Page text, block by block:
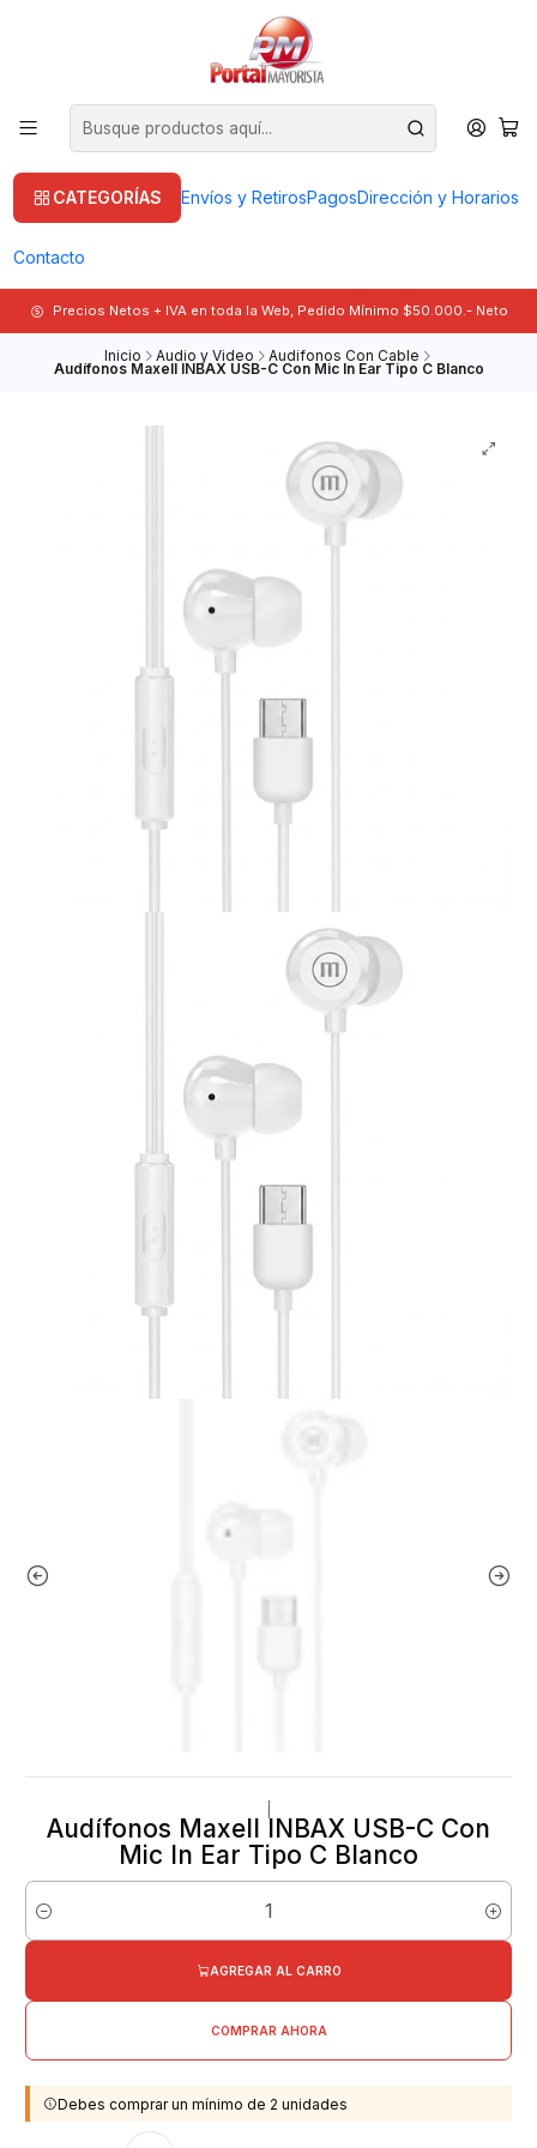
CATEGORÍAS Envíos y RetirosPagosDirección y Horarios
Contacto
Precios Netos + IVA en toda la Web, Pedido Mínimo $50.000.- Neto
Inicio Audio y Video Audifonos Con Cable
Audífonos Maxell INBAX USB-C Con Mic In Ear Tipo C Blanco
Audífonos Maxell INBAX USB-C Con
Mic In Ear Tipo C Blanco
Cantidad
AGREGAR AL CARRO
COMPRAR AHORA
Debes comprar un mínimo de 2 unidades